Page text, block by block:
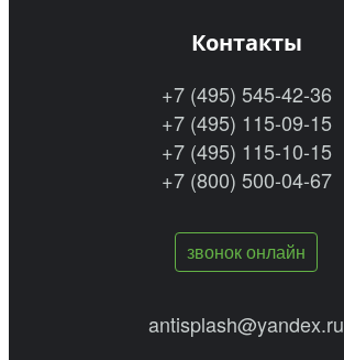
Контакты
+7 (495) 545-42-36
+7 (495) 115-09-15
+7 (495) 115-10-15
+7 (800) 500-04-67
звонок онлайн
antisplash@yandex.ru